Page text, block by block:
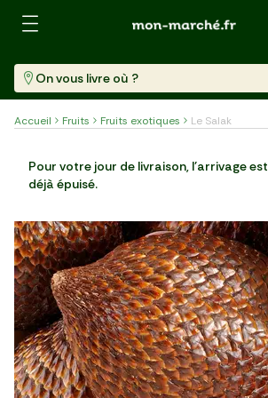
Recherche
On vous livre où ?
Accueil Fruits Fruits exotiques Le Salak
200 G 16,99 €/kg
Pour votre jour de livraison, l'arrivage est
déjà épuisé.